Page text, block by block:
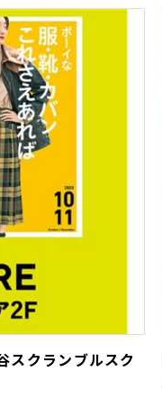
クランブルスク